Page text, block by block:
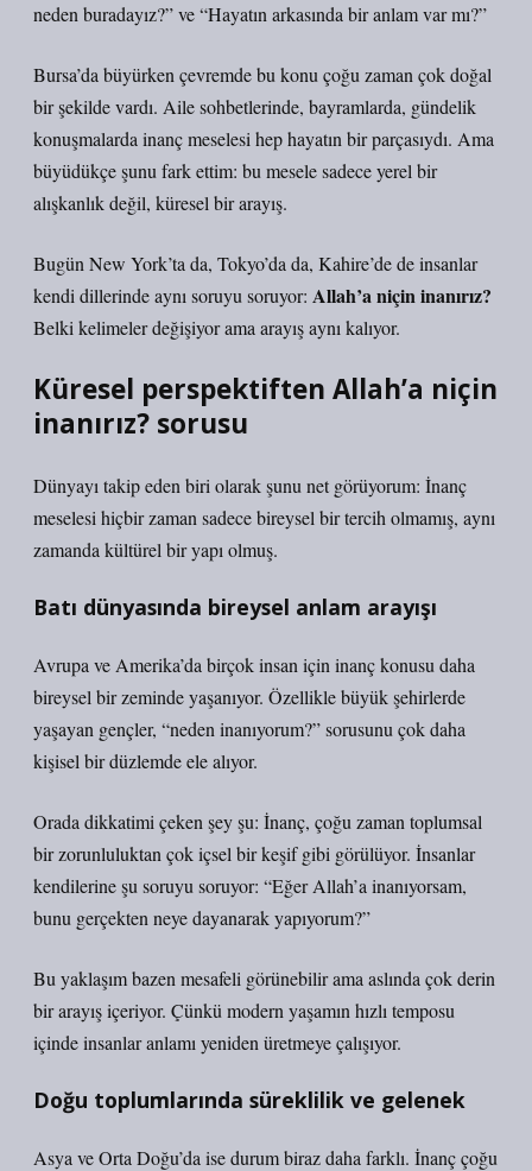
neden buradayız?” ve “Hayatın arkasında bir anlam var mı?”
Bursa’da büyürken çevremde bu konu çoğu zaman çok doğal
bir şekilde vardı. Aile sohbetlerinde, bayramlarda, gündelik
konuşmalarda inanç meselesi hep hayatın bir parçasıydı. Ama
büyüdükçe şunu fark ettim: bu mesele sadece yerel bir
alışkanlık değil, küresel bir arayış.
Bugün New York’ta da, Tokyo’da da, Kahire’de de insanlar
kendi dillerinde aynı soruyu soruyor: Allah’a niçin inanırız?
Belki kelimeler değişiyor ama arayış aynı kalıyor.
Küresel perspektiften Allah’a niçin
inanırız? sorusu
Dünyayı takip eden biri olarak şunu net görüyorum: İnanç
meselesi hiçbir zaman sadece bireysel bir tercih olmamış, aynı
zamanda kültürel bir yapı olmuş.
Batı dünyasında bireysel anlam arayışı
Avrupa ve Amerika’da birçok insan için inanç konusu daha
bireysel bir zeminde yaşanıyor. Özellikle büyük şehirlerde
yaşayan gençler, “neden inanıyorum?” sorusunu çok daha
kişisel bir düzlemde ele alıyor.
Orada dikkatimi çeken şey şu: İnanç, çoğu zaman toplumsal
bir zorunluluktan çok içsel bir keşif gibi görülüyor. İnsanlar
kendilerine şu soruyu soruyor: “Eğer Allah’a inanıyorsam,
bunu gerçekten neye dayanarak yapıyorum?”
Bu yaklaşım bazen mesafeli görünebilir ama aslında çok derin
bir arayış içeriyor. Çünkü modern yaşamın hızlı temposu
içinde insanlar anlamı yeniden üretmeye çalışıyor.
Doğu toplumlarında süreklilik ve gelenek
Asya ve Orta Doğu’da ise durum biraz daha farklı. İnanç çoğu